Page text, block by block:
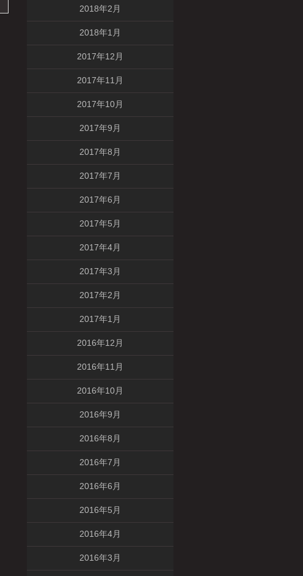
2018年2月
2018年1月
2017年12月
2017年11月
2017年10月
2017年9月
2017年8月
2017年7月
2017年6月
2017年5月
2017年4月
2017年3月
2017年2月
2017年1月
2016年12月
2016年11月
2016年10月
2016年9月
2016年8月
2016年7月
2016年6月
2016年5月
2016年4月
2016年3月